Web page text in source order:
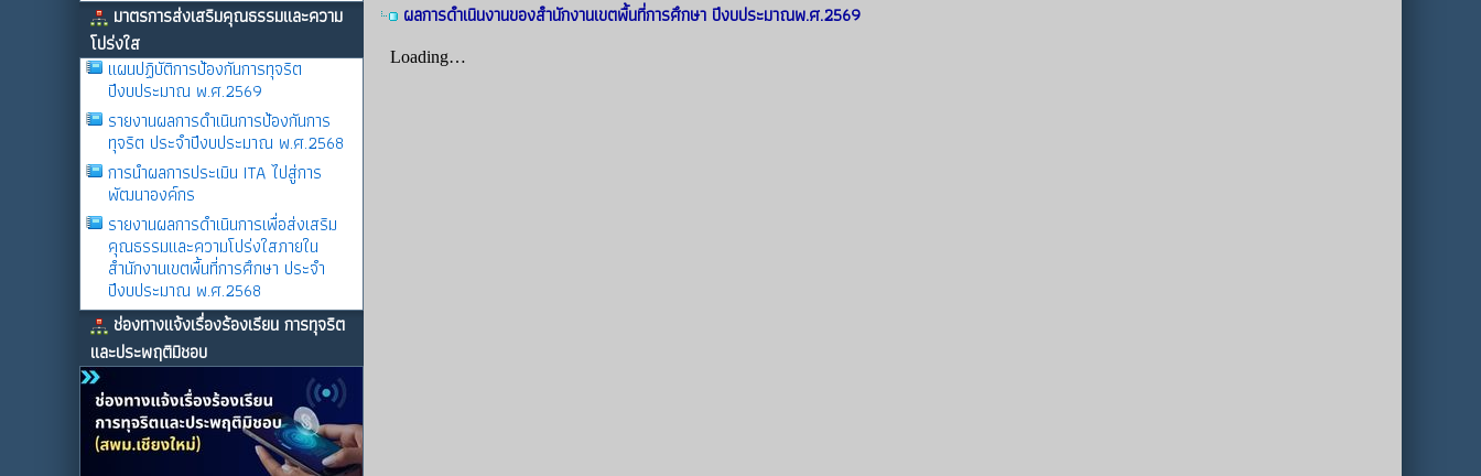
มาตรการส่งเสริมคุณธรรมและความ
โปร่งใส
แผนปฏิบัติการป้องกันการทุจริต
ปีงบประมาณ พ.ศ.2569
รายงานผลการดําเนินการป้องกันการ
ทุจริต ประจําปีงบประมาณ พ.ศ.2568
การนำผลการประเมิน ITA ไปสู่การ
พัฒนาองค์กร
รายงานผลการดําเนินการเพื่อส่งเสริม
คุณธรรมและความโปร่งใสภายใน
สำนักงานเขตพื้นที่การศึกษา ประจำ
ปีงบประมาณ พ.ศ.2568
ช่องทางแจ้งเรื่องร้องเรียน การทุจริต
และประพฤติมิชอบ
ผลการดำเนินงานของสำนักงานเขตพื้นที่การศึกษา ปีงบประมาณพ.ศ.2569